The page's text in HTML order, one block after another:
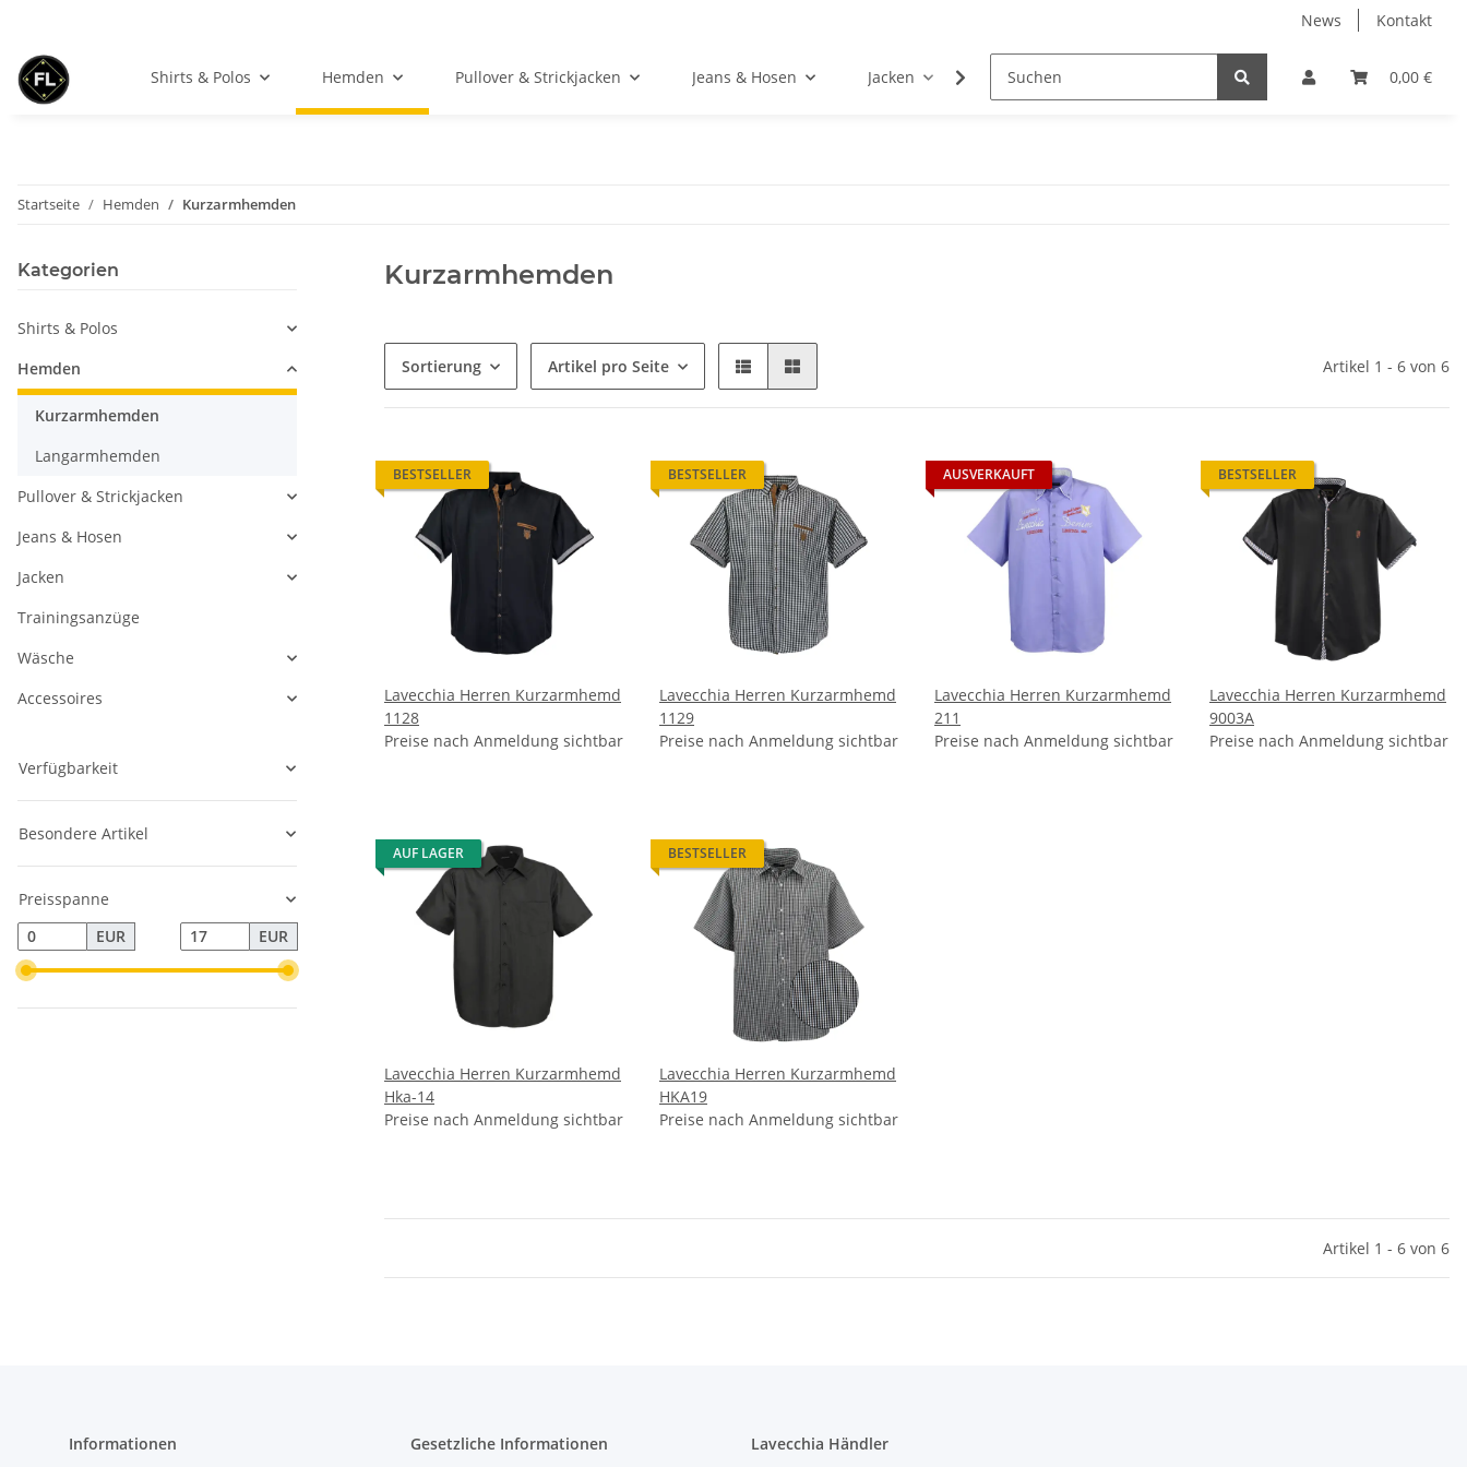
News Kontakt
0,00 €
Shirts & Polos Hemden Pullover & Strickjacken Jeans & Hosen Jacken Trainingsanzüge Accessoires
Startseite Hemden Kurzarmhemden
Kurzarmhemden
Sortierung Artikel pro Seite Artikel 1 - 6 von 6
BESTSELLER
Lavecchia Herren Kurzarmhemd
1128
Preise nach Anmeldung sichtbar
BESTSELLER
Lavecchia Herren Kurzarmhemd
1129
Preise nach Anmeldung sichtbar
AUSVERKAUFT
Lavecchia Herren Kurzarmhemd
211
Preise nach Anmeldung sichtbar
BESTSELLER
Lavecchia Herren Kurzarmhemd
9003A
Preise nach Anmeldung sichtbar
AUF LAGER
Lavecchia Herren Kurzarmhemd
Hka-14
Preise nach Anmeldung sichtbar
BESTSELLER
Lavecchia Herren Kurzarmhemd
HKA19
Preise nach Anmeldung sichtbar
Artikel 1 - 6 von 6
Kategorien
Shirts & Polos
Hemden
Kurzarmhemden
Langarmhemden
Pullover & Strickjacken
Jeans & Hosen
Jacken
Trainingsanzüge
Wäsche
Accessoires
Verfügbarkeit
Besondere Artikel
Preisspanne
EUR
EUR
Informationen Gesetzliche Informationen Lavecchia Händler